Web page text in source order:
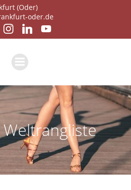
Zum
Inhalt
springen
(Oder)
oder.de
Weltrangliste